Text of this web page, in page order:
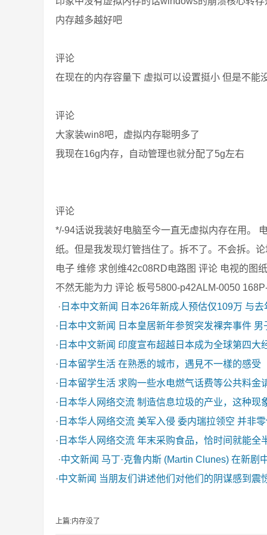
内存越多越好吧
评论
在现在的内存容量下 虚拟可以设置挺小 但是不能
评论
大家装win8吧，虚拟内存聪明多了
我现在16g内存，自动管理也就分配了5g左右
评论
*/-94话说我装好电脑至今一直无虚拟内存在用。
纸。但是我发现灯管挡住了。拆不了。不会拆。
电子 维修 求创维42c08RD电路图 评论 电视的图
不然无能为力 评论 板号5800-p42ALM-0050
· 日本中文新闻
日本26年新成人预估仅109万 与
· 日本中文新闻
日本皇居新年参贺突发裸奔事件
· 日本中文新闻 印度宣布超越日本成为全球第四大
· 日本留学生活 在熟悉的城市，遇見不一樣的感受
· 日本留学生活 求购一些水电燃气话费等公共料金
· 日本华人网络交流 制造信息垃圾的产业，这种现
· 日本华人网络交流 美军入侵 委内瑞拉领空 并非
· 日本华人网络交流 年末采购食品，恰时间就能全
·中文新闻 马丁·克鲁内斯 (Martin Clunes) 在新剧
·中文新闻 当朋友们讲述他们对他们的阴谋感到震
上篇:内存没了